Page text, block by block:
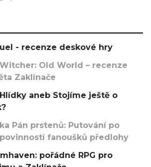
- recenze deskové hry
Old World – recenze
Zaklínače
aneb Stojíme ještě o
Pán prstenů: Putování po
fanoušků předlohy
pořádné RPG pro